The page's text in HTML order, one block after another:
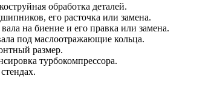
обработка деталей.
его расточка или замена.
на биение и его правка или замена.
под маслоотражающие кольца.
размер.
турбокомпрессора.